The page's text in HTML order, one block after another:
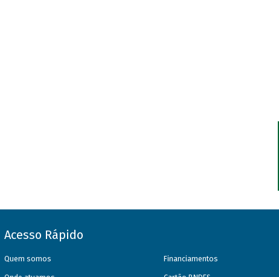
Acesso Rápido
Quem somos Financiamentos